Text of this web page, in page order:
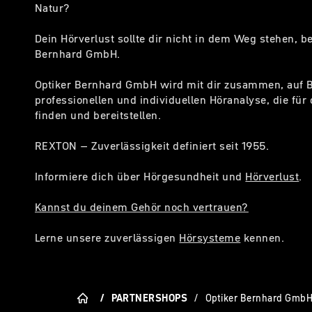
Natur?
Dein Hörverlust sollte dir nicht in dem Weg stehen,
Bernhard GmbH.
Optiker Bernhard GmbH wird mit dir zusammen, auf
professionellen und individuellen Höranalyse, die für
finden und bereitstellen.
REXTON – Zuverlässigkeit definiert seit 1955.
Informiere dich über Hörgesundheit und Hörverlust.
Kannst du deinem Gehör noch vertrauen?
Lerne unsere zuverlässigen Hörsysteme kennen.
/ PARTNERSHOPS / Optiker Bernhard